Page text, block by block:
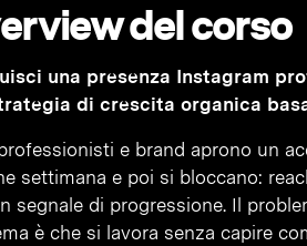
del corso
una presenza Instagram
di crescita organica
e brand aprono un
settimana e poi si bloccano:
segnale di progressione. Il
è che si lavora senza capire